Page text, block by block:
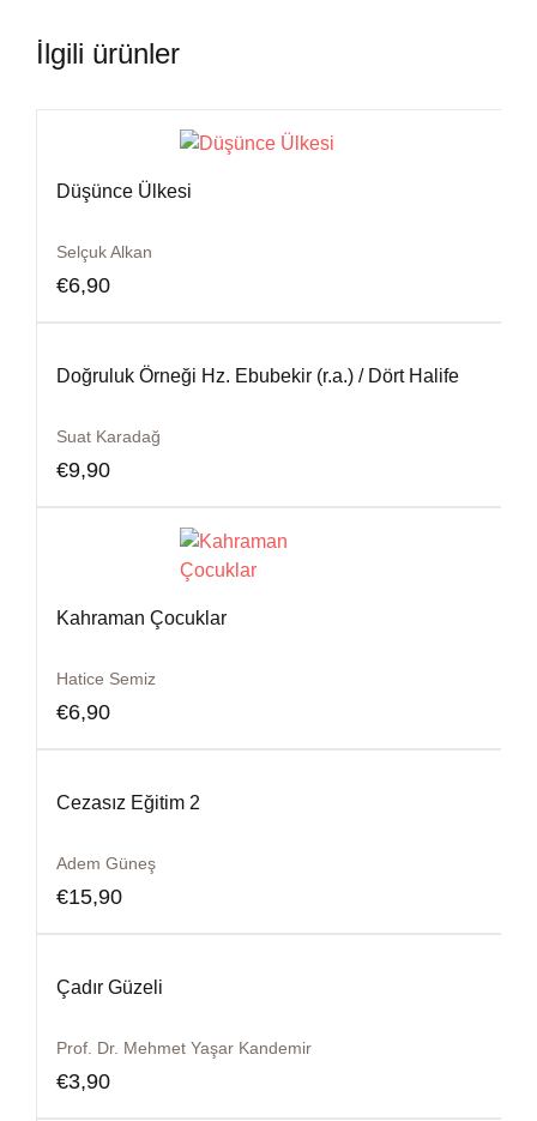
İlgili ürünler
Düşünce Ülkesi
Selçuk Alkan
€6,90
Doğruluk Örneği Hz. Ebubekir (r.a.) / Dört Halife
Suat Karadağ
€9,90
Kahraman Çocuklar
Hatice Semiz
€6,90
Cezasız Eğitim 2
Adem Güneş
€15,90
Çadır Güzeli
Prof. Dr. Mehmet Yaşar Kandemir
€3,90